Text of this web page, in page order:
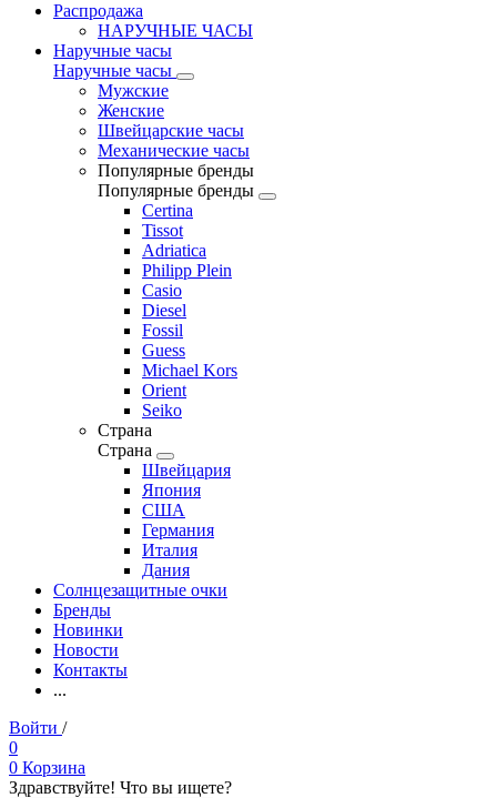
Распродажа
НАРУЧНЫЕ ЧАСЫ
Наручные часы
Наручные часы
Мужские
Женские
Швейцарские часы
Механические часы
Популярные бренды
Популярные бренды
Certina
Tissot
Adriatica
Philipp Plein
Casio
Diesel
Fossil
Guess
Michael Kors
Orient
Seiko
Страна
Страна
Швейцария
Япония
США
Германия
Италия
Дания
Солнцезащитные очки
Бренды
Новинки
Новости
Контакты
...
Войти /
0
0 Корзина
Здравствуйте! Что вы ищете?